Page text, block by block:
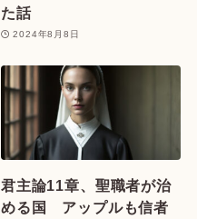
た話
2024年8月8日
君主論11章、聖職者が治
める国 アップルも信者